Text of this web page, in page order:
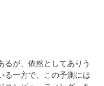
が、依然としてありう
る一方で、この予測には